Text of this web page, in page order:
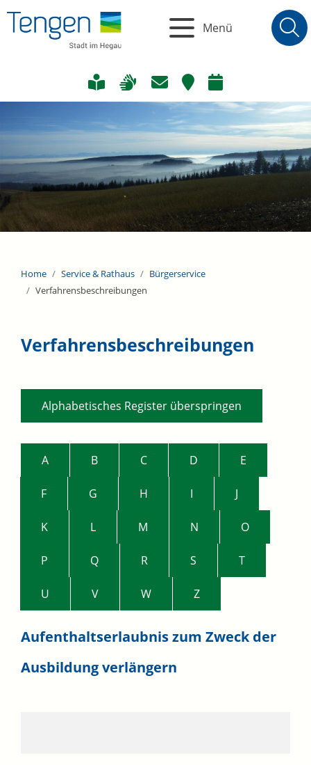
Menü
Home Service & Rathaus
Bürgerservice
Verfahrensbeschreibungen
Verfahrensbeschreibungen
Alphabetisches Register überspringen
A B C D E
F G H I J
K L M N O
P Q R S T
U V W Z
Aufenthaltserlaubnis zum Zweck der
Ausbildung verlängern